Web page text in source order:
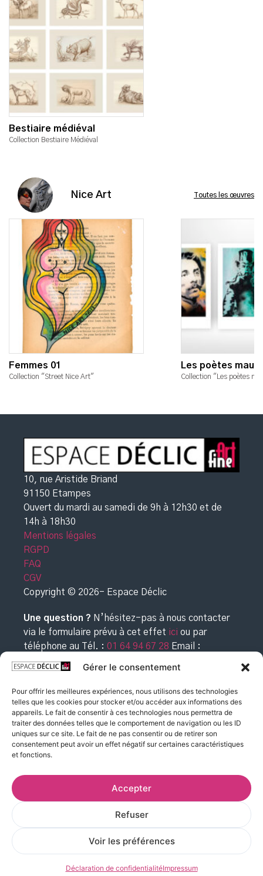
Gérer le consentement
Pour offrir les meilleures expériences, nous utilisons des technologies
telles que les cookies pour stocker et/ou accéder aux informations des
appareils. Le fait de consentir à ces technologies nous permettra de
traiter des données telles que le comportement de navigation ou les ID
uniques sur ce site. Le fait de ne pas consentir ou de retirer son
consentement peut avoir un effet négatif sur certaines caractéristiques
et fonctions.
Accepter
Refuser
Voir les préférences
Déclaration de confidentialitéImpressum
Bestiaire médiéval
Collection Bestiaire Médiéval
Nice Art Toutes les œuvres
Femmes 01
Collection "Street Nice Art"
Les poètes
Collection "Les poètes
10, rue Aristide Briand
91150 Etampes
Ouvert du mardi au samedi de 9h à 12h30 et de
14h à 18h30
Mentions légales
RGPD
FAQ
CGV
Copyright © 2026- Espace Déclic
Une question ? N’hésitez-pas à nous contacter
via le formulaire prévu à cet effet ici ou par
téléphone au
Tél. : 01 64 94 67 28 Email :
commande@espacedeclic.com